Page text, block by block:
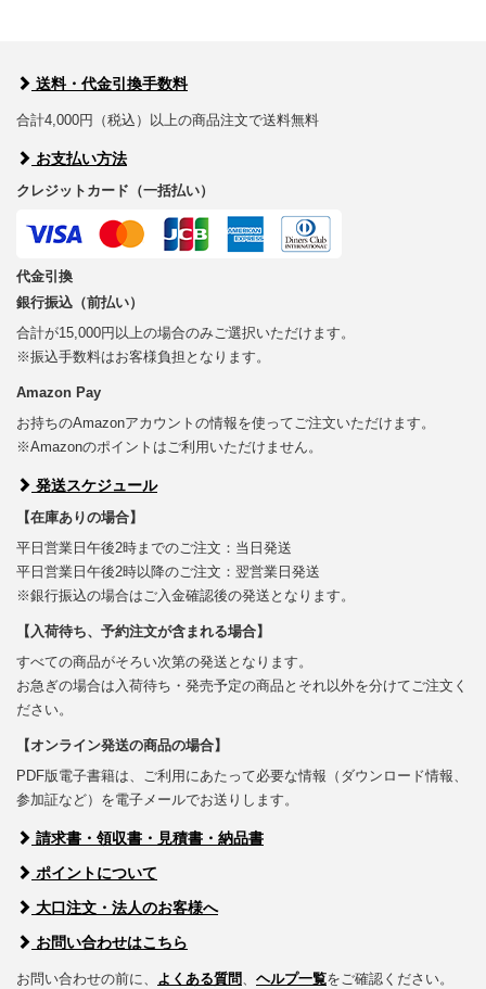
送料・代金引換手数料
合計4,000円（税込）以上の商品注文で送料無料
お支払い方法
クレジットカード（一括払い）
代金引換
銀行振込（前払い）
合計が15,000円以上の場合のみご選択いただけます。
※振込手数料はお客様負担となります。
Amazon Pay
お持ちのAmazonアカウントの情報を使ってご注文いただけます。
※Amazonのポイントはご利用いただけません。
発送スケジュール
【在庫ありの場合】
平日営業日午後2時までのご注文：当日発送
平日営業日午後2時以降のご注文：翌営業日発送
※銀行振込の場合はご入金確認後の発送となります。
【入荷待ち、予約注文が含まれる場合】
すべての商品がそろい次第の発送となります。
お急ぎの場合は入荷待ち・発売予定の商品とそれ以外を分けてご注文く
ださい。
【オンライン発送の商品の場合】
PDF版電子書籍は、ご利用にあたって必要な情報（ダウンロード情報、
参加証など）を電子メールでお送りします。
請求書・領収書・見積書・納品書
ポイントについて
大口注文・法人のお客様へ
お問い合わせはこちら
お問い合わせの前に、 よくある質問、 ヘルプ一覧をご確認ください。